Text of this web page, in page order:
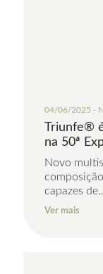
04/06/2025 -
Triunfe®
na 50ª
Novo
capazes de..
Ver mais